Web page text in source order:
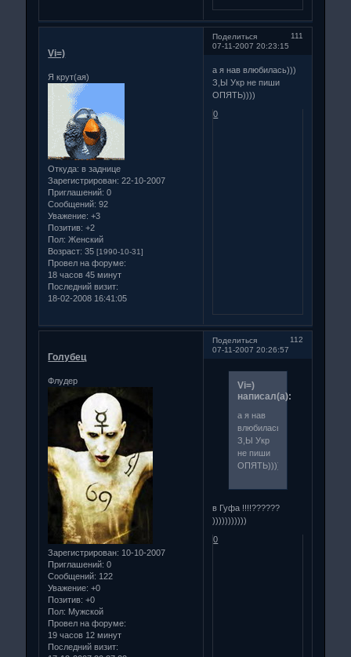
Поделиться
111
07-11-2007 20:23:15
Vi=)
Я крут(ая)
Откуда: в заднице
Зарегистрирован: 22-10-2007
Приглашений: 0
Сообщений: 92
Уважение: +3
Позитив: +2
Пол: Женский
Возраст: 35[1990-10-31]
Провел на форуме:
18 часов 45 минут
Последний визит:
18-02-2008 16:41:05
а я нав влюбилась)))
З,Ы Укр не пиши
ОПЯТЬ))))
0
Поделиться
112
07-11-2007 20:26:57
Голубец
Флудер
Зарегистрирован: 10-10-2007
Приглашений: 0
Сообщений: 122
Уважение: +0
Позитив: +0
Пол: Мужской
Провел на форуме:
19 часов 12 минут
Последний визит:
Vi=)
написал(а):
а я нав
влюбилась)))
З,Ы Укр
не пиши
ОПЯТЬ))))
в Гуфа !!!!??????
)))))))))))
0